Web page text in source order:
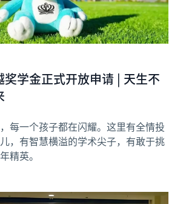
奖学金正式开放申请 | 天生不
每一个孩子都在闪耀。这里有全情投
，有智慧横溢的学术尖子，有敢于挑
精英。